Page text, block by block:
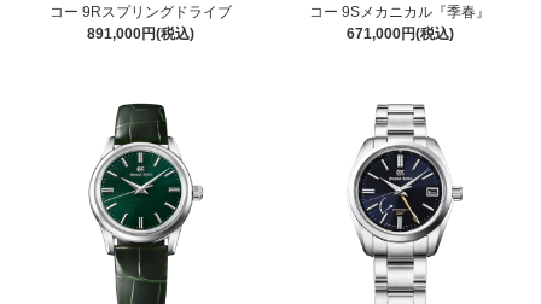
コー 9Rスプリングドライブ
891,000円(税込)
コー 9Sメカニカル『季春』
671,000円(税込)